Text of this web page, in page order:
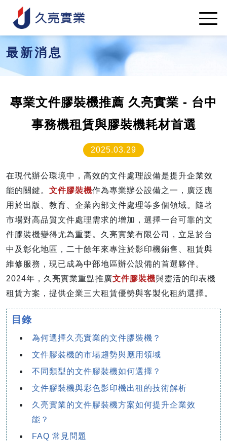
最新消息
專業文件膠裝機推薦 久亮實業 - 台中
事務機租賃與膠裝機耗材首選
2025.03.29
在現代辦公環境中，高效的文件處理設備是提升企業效
能的關鍵。 文件膠裝機作為專業辦公設備之一，廣泛應
用於出版、教育、企業內部文件處理等多個領域。隨著
市場對高品質文件處理需求的增加，選擇一台可靠的文
件膠裝機變得尤為重要。久亮實業有限公司，立足於台
中及彰化地區，二十餘年來專注於影印機銷售、租賃與
維修服務，現已成為中部地區辦公設備的首選夥伴。
2024年，久亮實業重點推廣文件膠裝機與靈活的印表機
租賃方案，提供企業三大租賃優勢與客製化租約選擇。
目錄
為何選擇久亮實業的文件膠裝機？
文件膠裝機的市場趨勢與應用領域
不同類型的文件膠裝機如何選擇？
文件膠裝機與彩色影印機出租的技術解析
久亮實業的文件膠裝機方案如何提升企業效
能？
FAQ 常見問題